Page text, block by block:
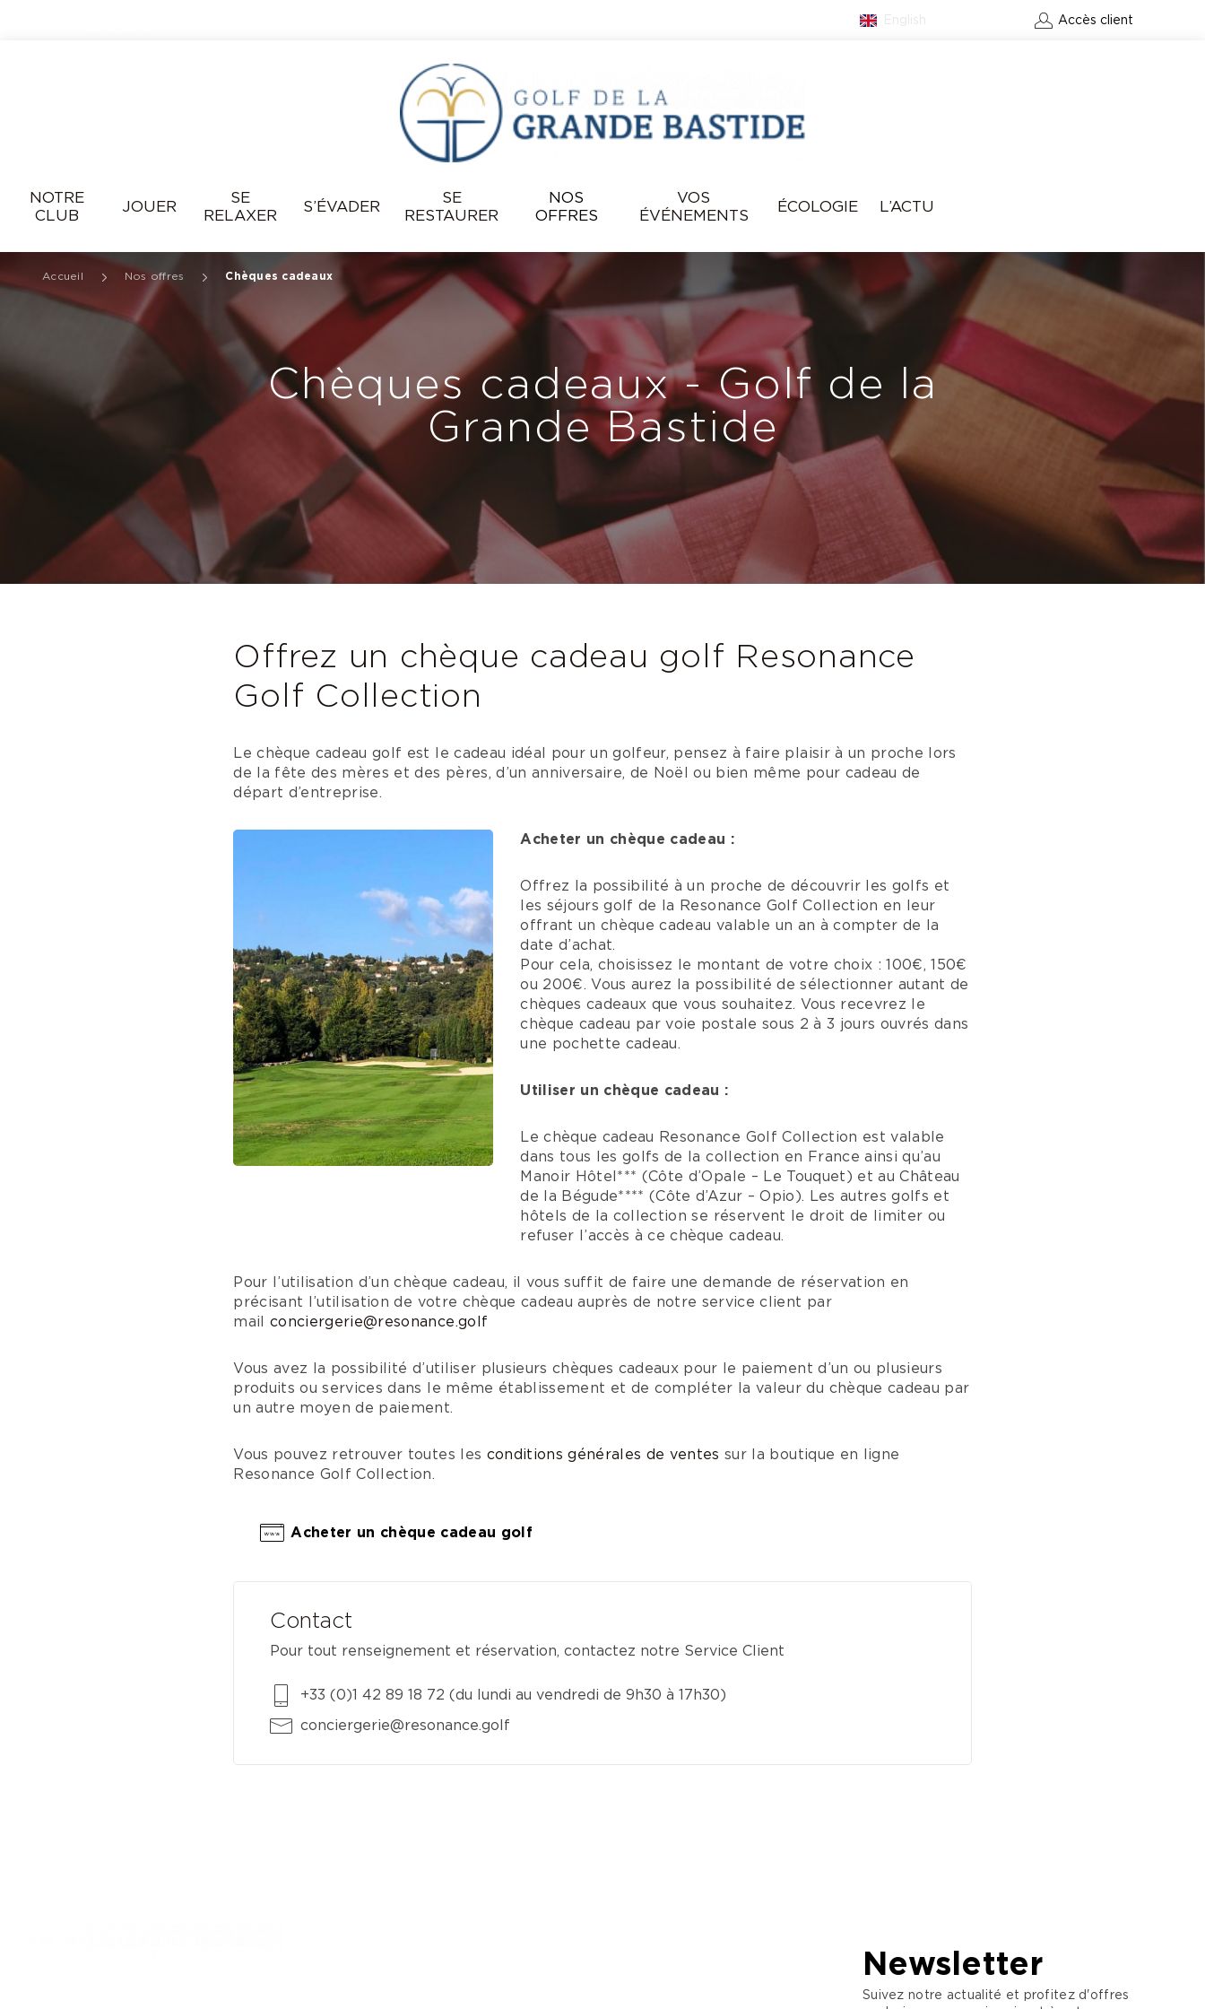
English Accès client
NOTRE
CLUB
JOUER
SE
RELAXER
S’ÉVADER
SE
RESTAURER
NOS
OFFRES
VOS
ÉVÉNEMENTS
ÉCOLOGIE L’ACTU
Accueil Nos offres Chèques cadeaux
Chèques cadeaux - Golf de la
Grande Bastide
Offrez un chèque cadeau golf Resonance
Golf Collection
Le chèque cadeau golf est le cadeau idéal pour un golfeur, pensez à faire plaisir à un proche lors
de la fête des mères et des pères, d’un anniversaire, de Noël ou bien même pour cadeau de
départ d’entreprise.
Acheter un chèque cadeau :
Offrez la possibilité à un proche de découvrir les golfs et
les séjours golf de la Resonance Golf Collection en leur
offrant un chèque cadeau valable un an à compter de la
date d’achat.
Pour cela, choisissez le montant de votre choix : 100€, 150€
ou 200€. Vous aurez la possibilité de sélectionner autant de
chèques cadeaux que vous souhaitez. Vous recevrez le
chèque cadeau par voie postale sous 2 à 3 jours ouvrés dans
une pochette cadeau.
Utiliser un chèque cadeau :
Le chèque cadeau Resonance Golf Collection est valable
dans tous les golfs de la collection en France ainsi qu’au
Manoir Hôtel*** (Côte d’Opale – Le Touquet) et au Château
de la Bégude**** (Côte d’Azur – Opio). Les autres golfs et
hôtels de la collection se réservent le droit de limiter ou
refuser l’accès à ce chèque cadeau.
Pour l’utilisation d’un chèque cadeau, il vous suffit de faire une demande de réservation en
précisant l’utilisation de votre chèque cadeau auprès de notre service client par
mailconciergerie@resonance.golf
Vous avez la possibilité d’utiliser plusieurs chèques cadeaux pour le paiement d’un ou plusieurs
produits ou services dans le même établissement et de compléter la valeur du chèque cadeau par
un autre moyen de paiement.
Vous pouvez retrouver toutes les conditions générales de ventes sur la boutique en ligne
Resonance Golf Collection.
Acheter un chèque cadeau golf
Contact
Pour tout renseignement et réservation, contactez notre Service Client
+33 (0)1 42 89 18 72 (du lundi au vendredi de 9h30 à 17h30)
conciergerie@resonance.golf
Newsletter
Suivez notre actualité et profitez d'offres